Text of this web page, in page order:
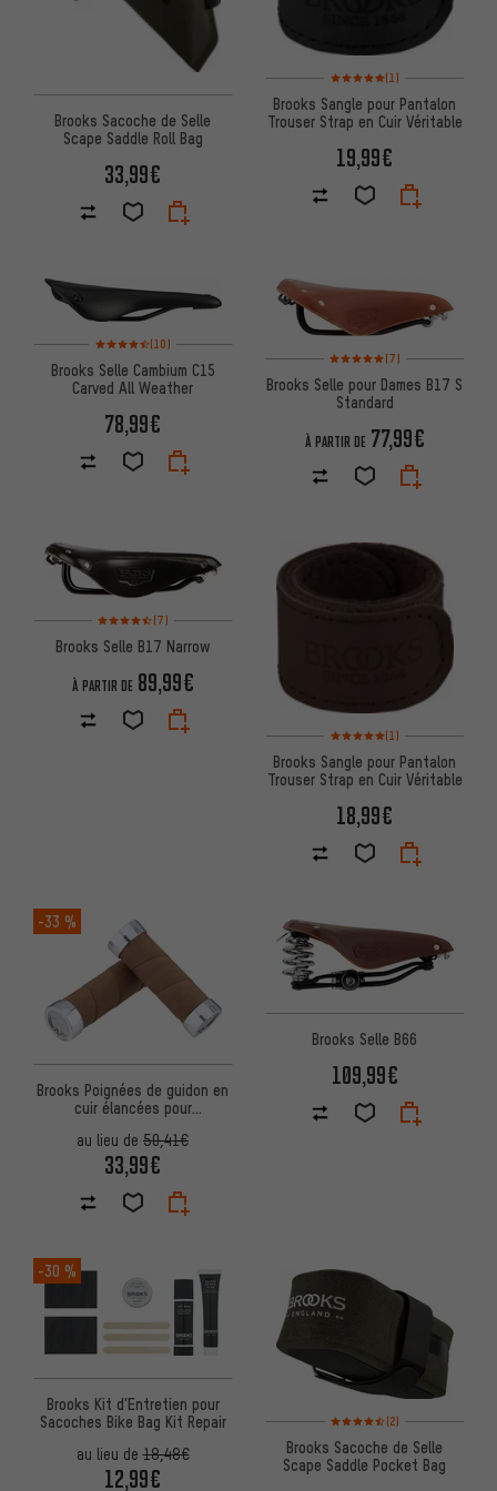
Brooks Sacoche de Selle
Scape Saddle Roll Bag
33,99€
Note moyenne : 5 sur 5
(1)
Brooks Sangle pour Pantalon
Trouser Strap en Cuir Véritable
19,99€
Note moyenne : 4,5 sur 5 d'après 10 avis
(10)
Brooks Selle Cambium C15
Carved All Weather
78,99€
Note moyenne : 5 sur 5
(7)
Brooks Selle pour Dames B17 S
Standard
À PARTIR DE 77,99€
Note moyenne : 4,5 sur 5 d'après 7 avis
(7)
Brooks Selle B17 Narrow
À PARTIR DE 89,99€
Note moyenne : 5 sur 5
(1)
Brooks Sangle pour Pantalon
Trouser Strap en Cuir Véritable
18,99€
-33 %
Brooks Poignées de guidon en
cuir élancées pour
côtés Mod. 2023
au lieu de 50,41€
33,99€
Brooks Selle B66
109,99€
-30 %
Brooks Kit d'Entretien pour
Sacoches Bike Bag Kit Repair
au lieu de18,48€
12,99€
Note moyenne : 4,5 sur 5
(2)
Brooks Sacoche de Selle
Scape Saddle Pocket Bag